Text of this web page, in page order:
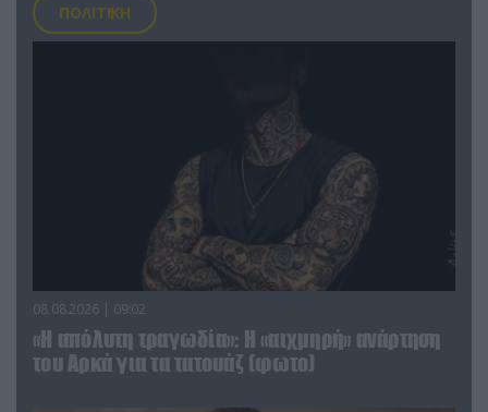
ΠΟΛΙΤΙΚΗ
08.08.2026 | 09:02
«Η απόλυτη τραγωδία»: Η «αιχμηρή» ανάρτηση
του Αρκά για τα τατουάζ (φωτο)